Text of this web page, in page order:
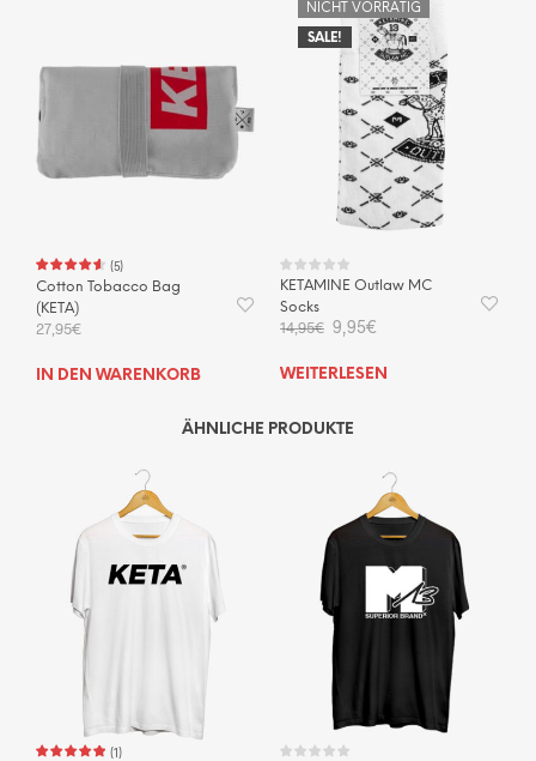
(5)
Cotton Tobacco Bag
(KETA)
27,95€
IN DEN WARENKORB
SALE!
NICHT VORRÄTIG
KETAMINE Outlaw MC
Socks
14,95€ Ursprünglicher
Preis
14,95€
9,95€
9,95€.
WEITERLESEN
ÄHNLICHE PRODUKTE
(1)